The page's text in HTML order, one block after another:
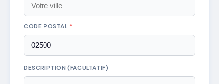
CODE POSTAL *
DESCRIPTION (FACULTATIF)